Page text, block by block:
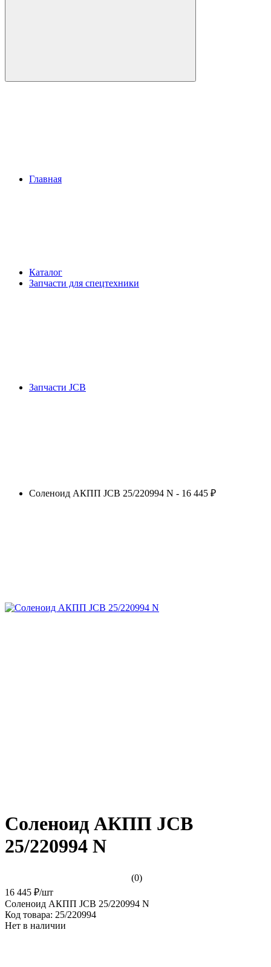
Главная
Каталог
Запчасти для спецтехники
Запчасти JCB
Соленоид АКПП JCB 25/220994 N - 16 445 ₽
Соленоид АКПП JCB
25/220994 N
(0)
16 445 ₽/шт
Соленоид АКПП JCB 25/220994 N
Код товара: 25/220994
Нет в наличии